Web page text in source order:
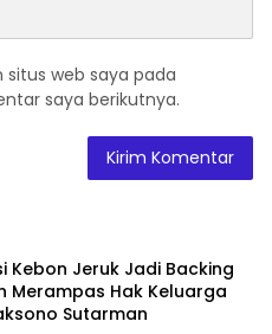
web saya pada
saya berikutnya.
Kebon Jeruk Jadi Backing
Merampas Hak Keluarga
Sutarman